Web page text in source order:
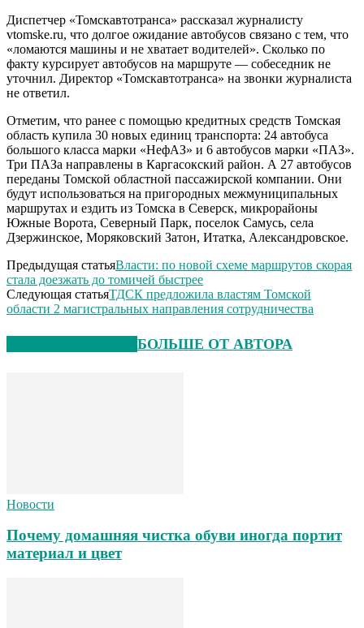
Диспетчер «Томскавтотранса» рассказал журналисту
vtomske.ru, что долгое ожидание автобусов связано с тем, что
«ломаются машины и не хватает водителей». Сколько по
факту курсирует автобусов на маршруте — собеседник не
уточнил. Директор «Томскавтотранса» на звонки журналиста
не ответил.
Отметим, что ранее с помощью кредитных средств Томская
область купила 30 новых единиц транспорта: 24 автобуса
большого класса марки «НефАЗ» и 6 автобусов марки «ПАЗ».
Три ПАЗа направлены в Каргасокский район. А 27 автобусов
переданы Томской областной пассажирской компании. Они
будут использоваться на пригородных межмуниципальных
маршрутах и ездить из Томска в Северск, микрорайоны
Южные Ворота, Северный Парк, поселок Самусь, села
Дзержинское, Моряковский Затон, Итатка, Александровское.
Предыдущая статьяВласти: по новой схеме маршрутов скорая
стала доезжать до томичей быстрее
Следующая статьяТДСК предложила властям Томской
области 2 магистральных направления сотрудничества
БОЛЬШЕ ОТ АВТОРА
Новости
Почему домашняя чистка обуви иногда портит
материал и цвет